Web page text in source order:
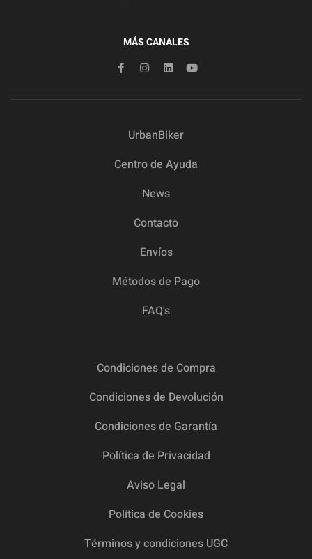
MÁS CANALES
UrbanBiker
Centro de Ayuda
News
Contacto
Envíos
Métodos de Pago
FAQ's
Condiciones de Compra
Condiciones de Devolución
Condiciones de Garantía
Política de Privacidad
Aviso Legal
Política de Cookies
Términos y condiciones UGC